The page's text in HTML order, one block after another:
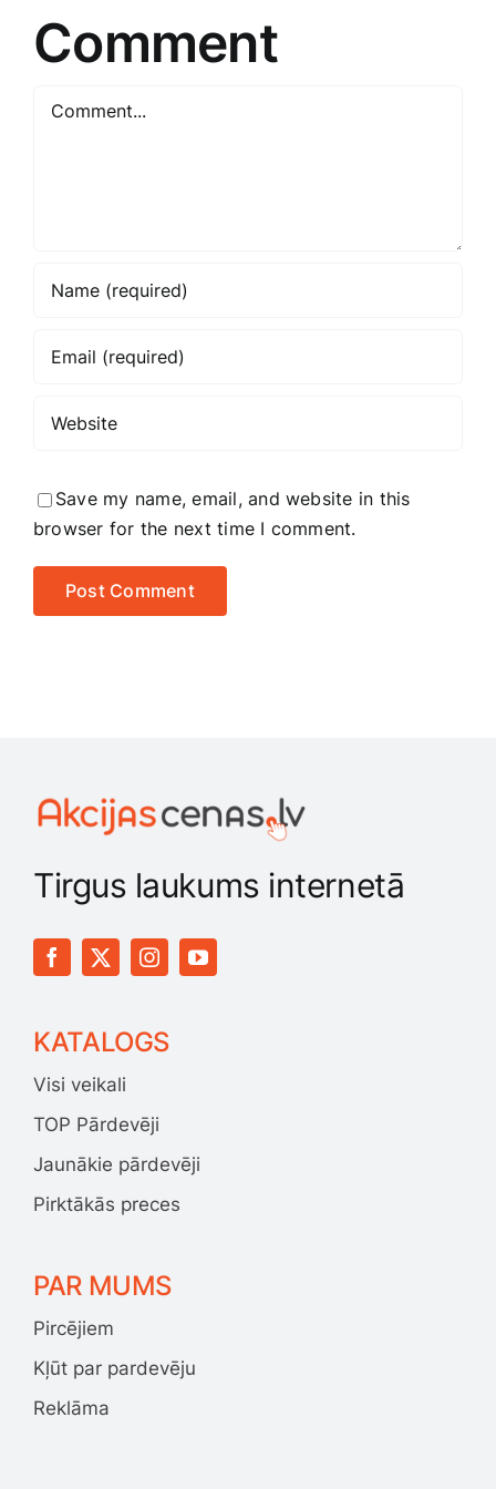
Comment
Comment
Save my name, email, and website in this
browser for the next time I comment.
Tirgus laukums internetā
KATALOGS
Visi veikali
TOP Pārdevēji
Jaunākie pārdevēji
Pirktākās preces
PAR MUMS
Pircējiem
Kļūt par pardevēju
Reklāma